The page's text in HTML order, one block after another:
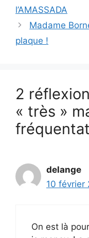
l’AMASSADA
Madame
plaque !
2
« très »
delange
10 février
On est là